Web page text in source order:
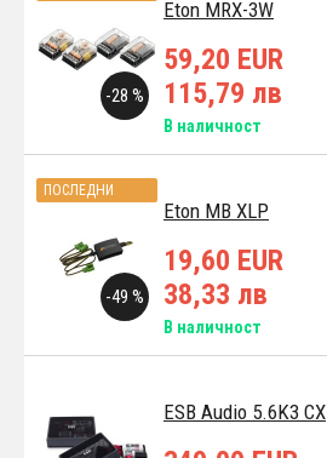
Eton MRX-3W
-28 %
59,20 EUR
115,79 лв
В наличност
Eton MB XLP
-49 %
ПОСЛЕДНИ
19,60 EUR
38,33 лв
В наличност
ESB Audio 5.6K3 CX